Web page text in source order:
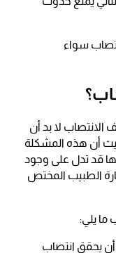
سواء
لا بد أن
أن هذه المشكلة
قد تدل على وجود
الطبيب المختص
يلي:
يحقق انتصاب